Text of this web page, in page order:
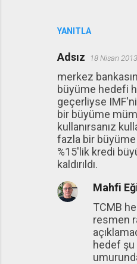
YANITLA
Adsız 18 Nisan
merkez
büyüme hedefi
geçerliyse
bir büyüme
kullanırsanız
fazla bir
%15'lik kredi
kaldırıldı.
Mahfi
TCMB
resmen
hedef